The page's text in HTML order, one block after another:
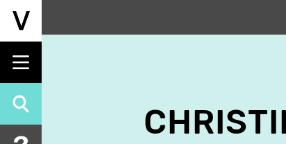
Aller
principal